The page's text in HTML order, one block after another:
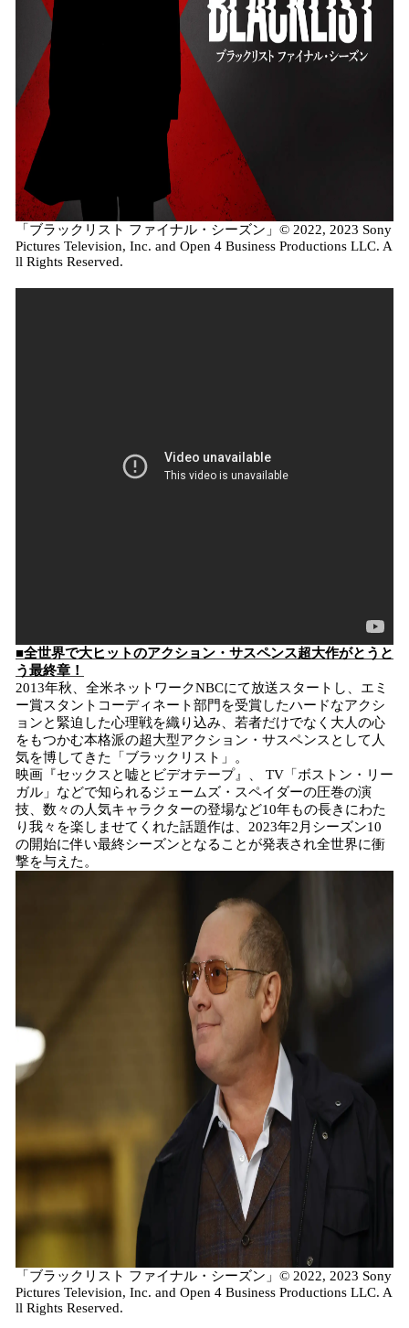
「ブラックリスト ファイナル・シーズン」© 2022, 2023 Sony
Pictures Television, Inc. and Open 4 Business Productions LLC. A
ll Rights Reserved.
■全世界で大ヒットのアクション・サスペンス超大作がとうと
う最終章！
2013年秋、全米ネットワークNBCにて放送スタートし、エミ
ー賞スタントコーディネート部門を受賞したハードなアクシ
ョンと緊迫した⼼理戦を織り込み、若者だけでなく大⼈の⼼
をもつかむ本格派の超大型アクション・サスペンスとして⼈
気を博してきた「ブラックリスト」。
映画『セックスと嘘とビデオテープ』、 TV「ボストン・リー
ガル」などで知られるジェームズ・スペイダーの圧巻の演
技、数々の⼈気キャラクターの登場など10年もの長きにわた
り我々を楽しませてくれた話題作は、2023年2月シーズン10
の開始に伴い最終シーズンとなることが発表され全世界に衝
撃を与えた。
「ブラックリスト ファイナル・シーズン」© 2022, 2023 Sony
Pictures Television, Inc. and Open 4 Business Productions LLC. A
ll Rights Reserved.